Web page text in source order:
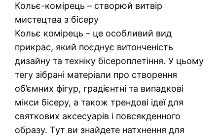
Кольє-комірець – створюй витвір
мистецтва з бісеру
Кольє комірець – це особливий вид
прикрас, який поєднує витонченість
дизайну та техніку бісероплетіння. У цьому
тегу зібрані матеріали про створення
об’ємних фігур, градієнтні та випадкові
мікси бісеру, а також трендові ідеї для
святкових аксесуарів і повсякденного
образу. Тут ви знайдете натхнення для